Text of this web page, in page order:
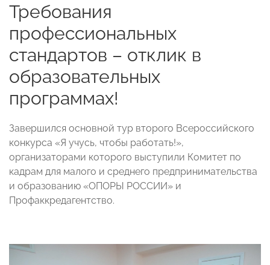
Требования
профессиональных
стандартов – отклик в
образовательных
программах!
Завершился основной тур второго Всероссийского
конкурса «Я учусь, чтобы работать!»,
организаторами которого выступили Комитет по
кадрам для малого и среднего предпринимательства
и образованию «ОПОРЫ РОССИИ» и
Профаккредагентство.